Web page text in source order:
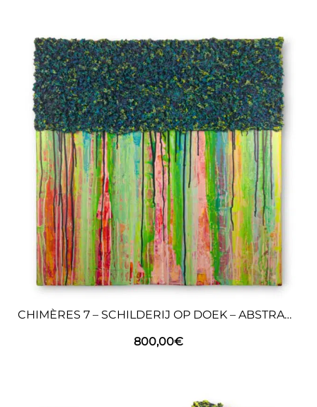
CHIMÈRES 7 – SCHILDERIJ OP DOEK – ABSTRACTE KUNST
800,00€